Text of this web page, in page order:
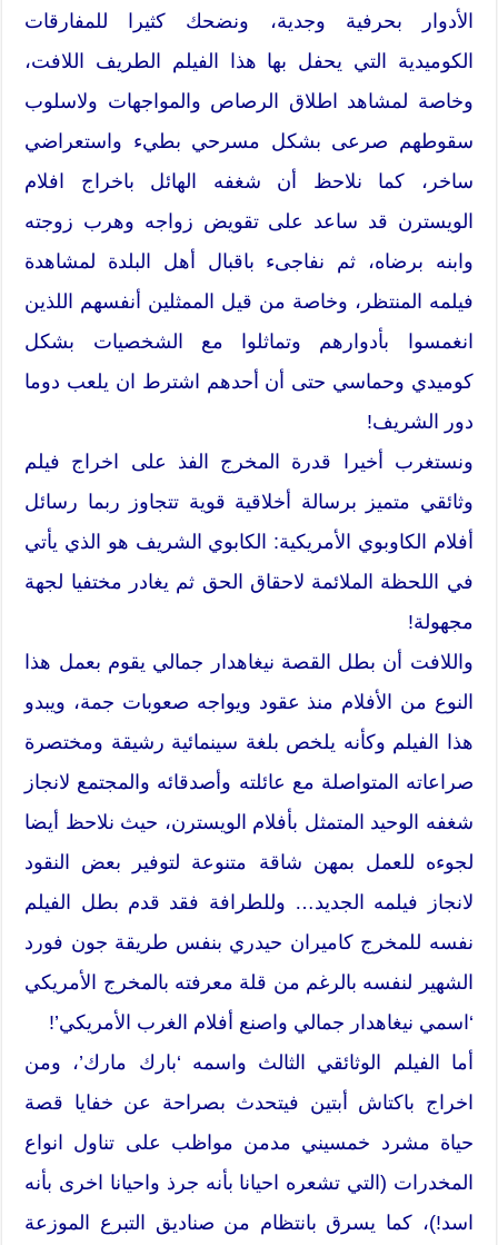
الأدوار بحرفية وجدية، ونضحك كثيرا للمفارقات
الكوميدية التي يحفل بها هذا الفيلم الطريف اللافت،
وخاصة لمشاهد اطلاق الرصاص والمواجهات ولاسلوب
سقوطهم صرعى بشكل مسرحي بطيء واستعراضي
ساخر، كما نلاحظ أن شغفه الهائل باخراج افلام
الويسترن قد ساعد على تقويض زواجه وهرب زوجته
وابنه برضاه، ثم نفاجىء باقبال أهل البلدة لمشاهدة
فيلمه المنتظر، وخاصة من قيل الممثلين أنفسهم اللذين
انغمسوا بأدوارهم وتماثلوا مع الشخصيات بشكل
كوميدي وحماسي حتى أن أحدهم اشترط ان يلعب دوما
دور الشريف!
ونستغرب أخيرا قدرة المخرج الفذ على اخراج فيلم
وثائقي متميز برسالة أخلاقية قوية تتجاوز ربما رسائل
أفلام الكاوبوي الأمريكية: الكابوي الشريف هو الذي يأتي
في اللحظة الملائمة لاحقاق الحق ثم يغادر مختفيا لجهة
مجهولة!
واللافت أن بطل القصة نيغاهدار جمالي يقوم بعمل هذا
النوع من الأفلام منذ عقود ويواجه صعوبات جمة، ويبدو
هذا الفيلم وكأنه يلخص بلغة سينمائية رشيقة ومختصرة
صراعاته المتواصلة مع عائلته وأصدقائه والمجتمع لانجاز
شغفه الوحيد المتمثل بأفلام الويسترن، حيث نلاحظ أيضا
لجوءه للعمل بمهن شاقة متنوعة لتوفير بعض النقود
لانجاز فيلمه الجديد… وللطرافة فقد قدم بطل الفيلم
نفسه للمخرج كاميران حيدري بنفس طريقة جون فورد
الشهير لنفسه بالرغم من قلة معرفته بالمخرج الأمريكي
‘اسمي نيغاهدار جمالي واصنع أفلام الغرب الأمريكي’!
أما الفيلم الوثائقي الثالث واسمه ‘بارك مارك’، ومن
اخراج باكتاش أبتين فيتحدث بصراحة عن خفايا قصة
حياة مشرد خمسيني مدمن مواظب على تناول انواع
المخدرات (التي تشعره احيانا بأنه جرذ واحيانا اخرى بأنه
اسد!)، كما يسرق بانتظام من صناديق التبرع الموزعة